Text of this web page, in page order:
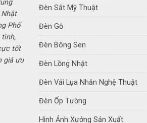
Phố
tình,
tốt
giá ưu
Đèn Sắt Mỹ Thuật
Đèn Gỗ
Đèn Bông Sen
Đèn Lồng Nhật
Đèn Vải Lụa Nhăn Nghệ Thuật
Đèn Ốp Tường
Hình Ảnh Xưởng Sản Xuất